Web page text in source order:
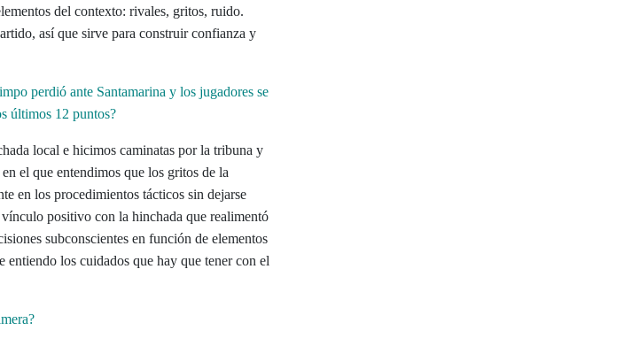
del contexto: rivales, gritos, ruido.
así que sirve para construir confianza y
perdió ante Santamarina y los jugadores se
últimos 12 puntos?
local e hicimos caminatas por la tribuna y
el que entendimos que los gritos de la
en los procedimientos tácticos sin dejarse
positivo con la hinchada que realimentó
subconscientes en función de elementos
entiendo los cuidados que hay que tener con el